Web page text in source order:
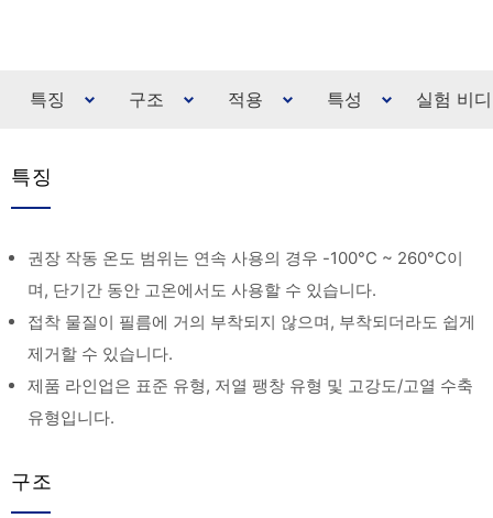
특징 구조 적용 특성 실험 비
특징
권장 작동 온도 범위는 연속 사용의 경우 -100°C ~ 260°C이
며, 단기간 동안 고온에서도 사용할 수 있습니다.
접착 물질이 필름에 거의 부착되지 않으며, 부착되더라도 쉽게
제거할 수 있습니다.
제품 라인업은 표준 유형, 저열 팽창 유형 및 고강도/고열 수축
유형입니다.
구조